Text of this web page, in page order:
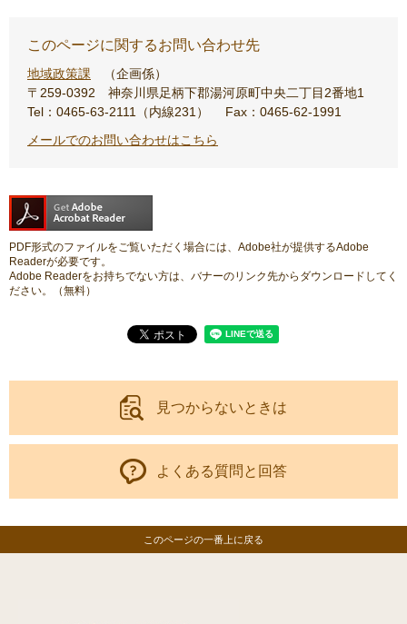
このページに関するお問い合わせ先
地域政策課
企画係
〒259-0392
神奈川県足柄下郡湯河原町中央二丁目2番地1
Tel：0465-63-2111（内線231）
Fax：0465-62-1991
メールでのお問い合わせはこちら
PDF形式のファイルをご覧いただく場合には、Adobe社が提供するAdobe
Readerが必要です。
Adobe Readerをお持ちでない方は、バナーのリンク先からダウンロードしてく
ださい。（無料）
見つからないときは
よくある質問と回答
このページの一番上に戻る